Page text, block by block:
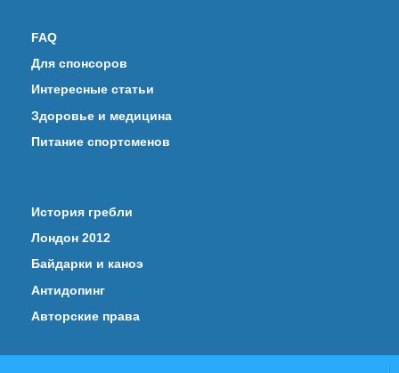
FAQ
Для спонсоров
Интересные статьи
Здоровье и медицина
Питание спортсменов
История гребли
Лондон 2012
Байдарки и каноэ
Антидопинг
Авторские права